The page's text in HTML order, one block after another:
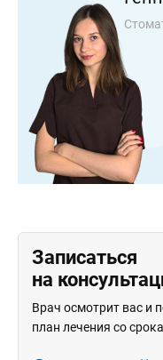
Записаться
на
Врач осмотрит вас и
план лечения со